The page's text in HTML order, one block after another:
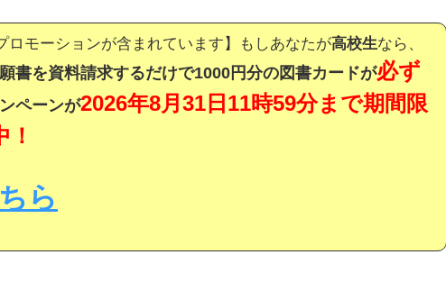
ロモーションが含まれています】もしあなたが高校生なら、
書を資料請求するだけで1000円分の図書カードが必ず
ペーンが2026年8月31日11時59分まで期間限
ら